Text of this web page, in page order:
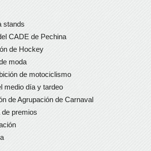
stands
CADE de Pechina
de Hockey
moda
de motociclismo
medio día y tardeo
de Agrupación de Carnaval
de premios